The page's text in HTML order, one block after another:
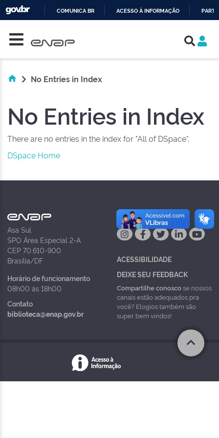
COMUNICA BR ACESSO À INFORMAÇÃO
No Entries in Index
No Entries in Index
There are no entries in the index for "All of DSpace".
DSpace Home
Asa Sul
SPO Área Especial 2-A
CEP 70.610-900
Brasília/DF
Horário de funcionamento
08h00 às 18h00
Contato
biblioteca@enap.gov.br
NAS REDES
ACESSIBILIDADE
DEIXE SEU FEEDBACK
Compartilhe conoscose nossos
canais estão adequados pra
você? Elogios também são
super bem vindos!